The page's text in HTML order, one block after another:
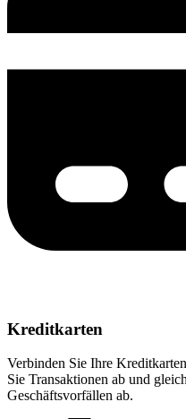
Kreditkarten
Verbinden Sie Ihre
Sie Transaktionen ab und
Geschäftsvorfällen ab.